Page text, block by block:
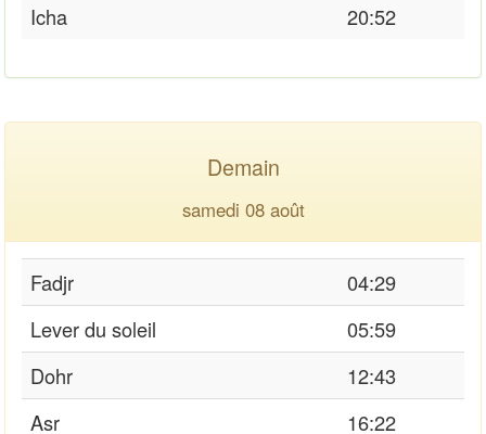
Icha
20:52
Demain
samedi 08 août
Fadjr
04:29
Lever du soleil
05:59
Dohr
12:43
Asr
16:22